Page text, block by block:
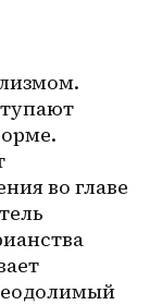
во главе